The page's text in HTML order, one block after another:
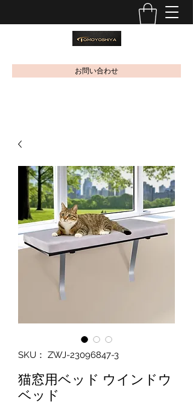
お問い合わせ
SKU： ZWJ-23096847-3
猫窓用ベッド ウインドウ
ベッド